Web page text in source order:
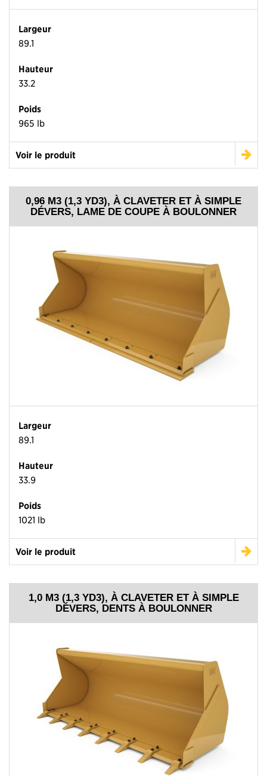
Largeur
89.1
Hauteur
33.2
Poids
965 lb
Voir le produit
0,96 M3 (1,3 YD3), À CLAVETER ET À SIMPLE
DÉVERS, LAME DE COUPE À BOULONNER
Largeur
89.1
Hauteur
33.9
Poids
1021 lb
Voir le produit
1,0 M3 (1,3 YD3), À CLAVETER ET À SIMPLE
DÉVERS, DENTS À BOULONNER